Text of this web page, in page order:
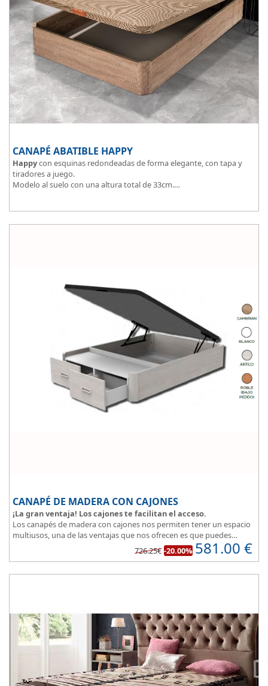
CANAPÉ ABATIBLE HAPPY
Happycon esquinas redondeadas de forma elegante, con tapa y
tiradores a juego.
Modelo al suelo con una altura total de 33cm.
CANAPÉ DE MADERA CON CAJONES
¡La gran ventaja! Los cajones te facilitan el acceso.
Los canapés de madera con cajones nos permiten tener un espacio
multiusos, una de las ventajas que nos ofrecen es que puedes
disponer y acceder a lo que tienes almacenado en los cajones
quieras sin que entre polvo, así tus cosas estarán protegidas.
726.25€ -20.00% 581.00 €